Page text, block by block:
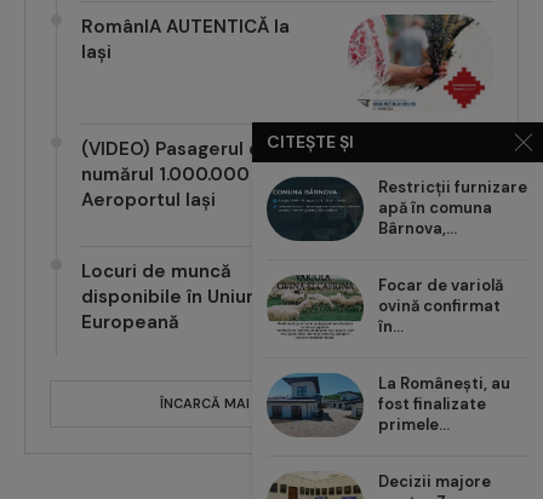
RomânIA AUTENTICĂ la
Iași
(VIDEO) Pasagerul cu
numărul 1.000.000 pe
Aeroportul Iași
Locuri de muncă
disponibile în Uniunea
Europeană
ÎNCARCĂ MAI MULTE POSTĂRI
CITEȘTE ȘI
Restricții furnizare
apă în comuna
Bârnova,...
Focar de variolă
ovină confirmat
în...
La Românești, au
fost finalizate
primele...
Decizii majore